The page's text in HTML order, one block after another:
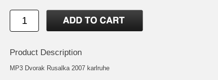
Product Description
MP3 Dvorak Rusalka 2007 karlruhe